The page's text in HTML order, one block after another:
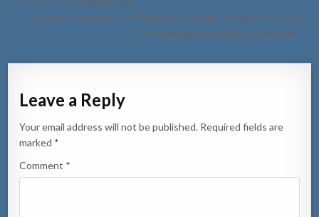
Hoben problematico y rebelde ta bolbe bira di remate na Centro
Orthopedagogico esaki pa 3 dia caba. →
Leave a Reply
Your email address will not be published. Required fields are
marked *
Comment *